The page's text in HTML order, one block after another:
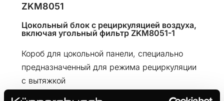
ZKM8051
Цокольный блок с рециркуляцией воздуха,
включая угольный фильтр ZKM8051-1
Короб для цокольной панели, специально
предназначенный для режима рециркуляции
с вытяжкой